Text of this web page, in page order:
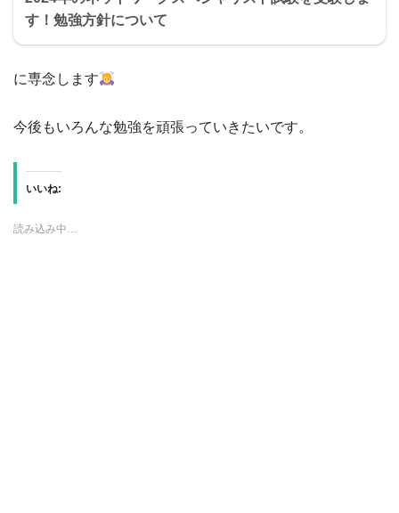
す！勉強方針について
に専念します
今後もいろんな勉強を頑張っていきたいです。
いいね:
読み込み中…